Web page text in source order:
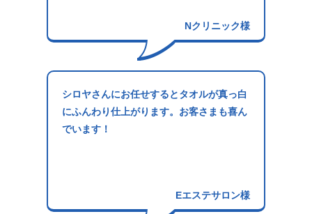
Nクリニック様
シロヤさんにお任せするとタオルが真っ白
にふんわり仕上がります。お客さまも喜ん
でいます！
Eエステサロン様